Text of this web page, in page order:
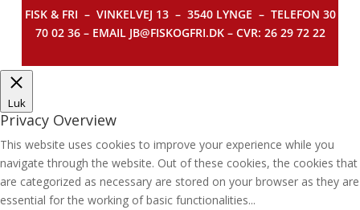
FISK & FRI – VINKELVEJ 13 – 3540 LYNGE – TELEFON 30
70 02 36 – EMAIL JB@FISKOGFRI.DK – CVR: 26 29 72 22
Luk
Privacy Overview
This website uses cookies to improve your experience while you
navigate through the website. Out of these cookies, the cookies that
are categorized as necessary are stored on your browser as they are
essential for the working of basic functionalities...